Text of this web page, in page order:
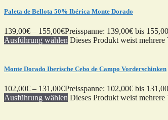
Paleta de Bellota 50% Ibérica Monte Dorado
139,00€ – 155,00€Preisspanne: 139,00€ bis
Ausführung wählen Dieses Produkt weist
Monte Dorado Iberische Cebo de Campo Vorderschinken
102,00€ – 131,00€Preisspanne: 102,00€ bis
Ausführung wählen Dieses Produkt weist